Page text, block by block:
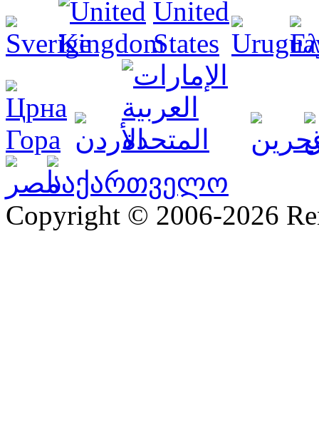
Copyright © 2006-2026